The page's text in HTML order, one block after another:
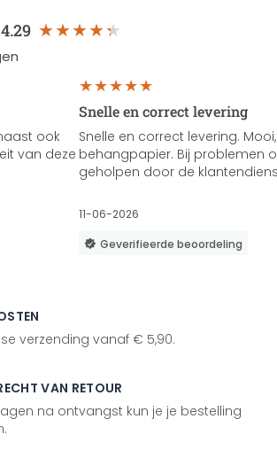
4.29
ook
van deze
Snelle en correct levering
Snelle en correct levering.
behangpapier. Bij problemen
geholpen door de
11-06-2026
Geverifieerde beoordeling
verzending vanaf € 5,90.
VAN RETOUR
na ontvangst kun je je bestelling